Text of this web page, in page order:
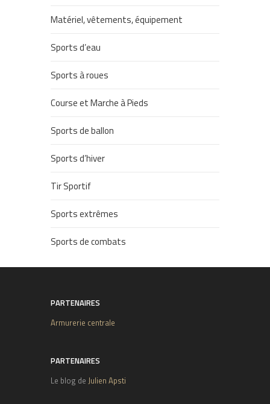
Matériel, vêtements, équipement
Sports d’eau
Sports à roues
Course et Marche à Pieds
Sports de ballon
Sports d’hiver
Tir Sportif
Sports extrêmes
Sports de combats
PARTENAIRES
Armurerie centrale
PARTENAIRES
Le blog de Julien Apsti